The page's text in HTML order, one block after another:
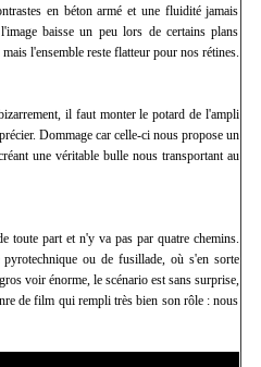
en béton armé et une fluidité jamais
baisse un peu lors de certains plans
l'ensemble reste flatteur pour nos rétines.
il faut monter le potard de l'ampli
Dommage car celle-ci nous propose un
une véritable bulle nous transportant au
toute part et n'y va pas par quatre chemins.
ou de fusillade, où s'en sorte
voir énorme, le scénario est sans surprise,
de film qui rempli très bien son rôle : nous